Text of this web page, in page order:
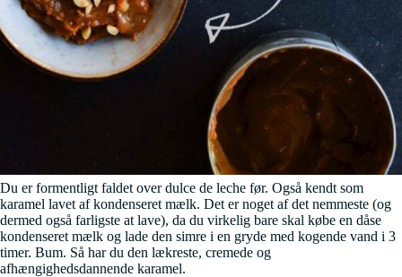
Du er formentligt faldet over dulce de leche før. Også kendt som
karamel lavet af kondenseret mælk. Det er noget af det nemmeste (og
dermed også farligste at lave), da du virkelig bare skal købe en dåse
kondenseret mælk og lade den simre i en gryde med kogende vand i 3
timer. Bum. Så har du den lækreste, cremede og
afhængighedsdannende karamel.